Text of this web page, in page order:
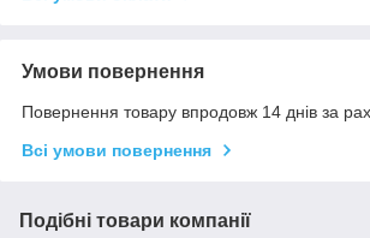
Умови повернення
Повернення товару впродовж 14 днів за
Всі умови повернення
Подібні товари компанії